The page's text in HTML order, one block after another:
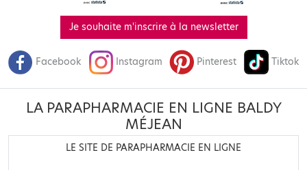
Je souhaite m'inscrire à la newsletter
Facebook Instagram Pinterest Tiktok
LA PARAPHARMACIE EN LIGNE BALDY
MÉJEAN
LE SITE DE PARAPHARMACIE EN LIGNE